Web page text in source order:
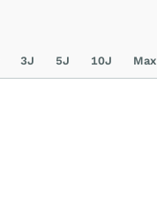
3J 5J 10J Max